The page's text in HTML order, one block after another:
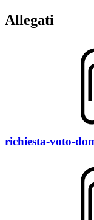
Allegati
richiesta-voto-